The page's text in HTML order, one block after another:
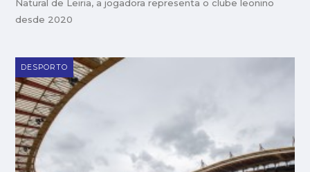
Natural de Leiria, a jogadora representa o clube leonino
desde 2020
DESPORTO